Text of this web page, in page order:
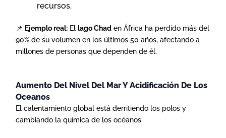
recursos.
📌 Ejemplo real: El lago Chad en África ha perdido más del
90% de su volumen en los últimos 50 años, afectando a
millones de personas que dependen de él.
Aumento Del Nivel Del Mar Y Acidificación De Los
Oceanos
El calentamiento global está derritiendo los polos y
cambiando la química de los océanos.